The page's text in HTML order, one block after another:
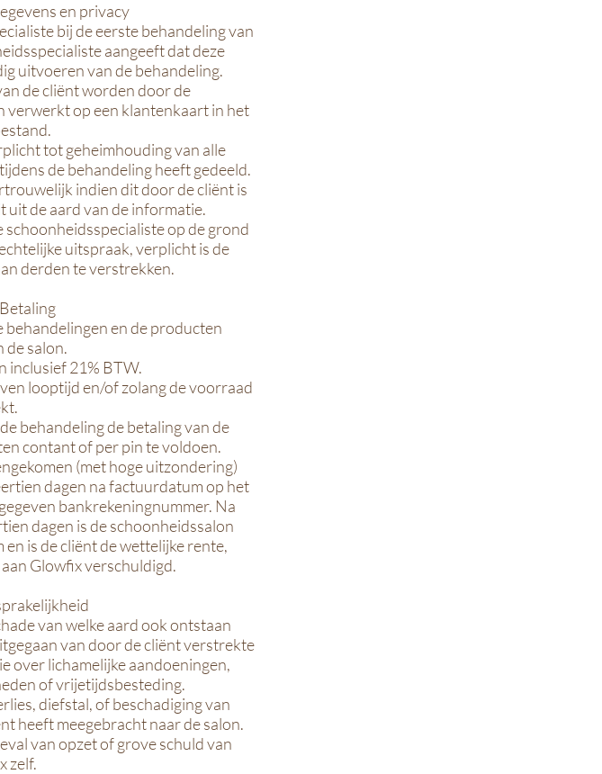
en privacy
bij de eerste behandeling van
aangeeft dat deze
uitvoeren van de behandeling.
de cliënt worden door de
verwerkt op een klantenkaart in het
tot geheimhouding van alle
de behandeling heeft gedeeld.
indien dit door de cliënt is
uit de aard van de informatie.
op de grond
uitspraak, verplicht is de
derden te verstrekken.
behandelingen en de producten
de salon.
inclusief 21% BTW.
looptijd en/of zolang de voorraad
behandeling de betaling van de
contant of per pin te voldoen.
(met hoge uitzondering)
dagen na factuurdatum op het
bankrekeningnummer. Na
dagen is de schoonheidssalon
is de cliënt de wettelijke rente,
Glowfix verschuldigd.
van welke aard ook ontstaan
van door de cliënt verstrekte
over lichamelijke aandoeningen,
of vrijetijdsbesteding.
diefstal, of beschadiging van
heeft meegebracht naar de salon.
van opzet of grove schuld van
zelf.